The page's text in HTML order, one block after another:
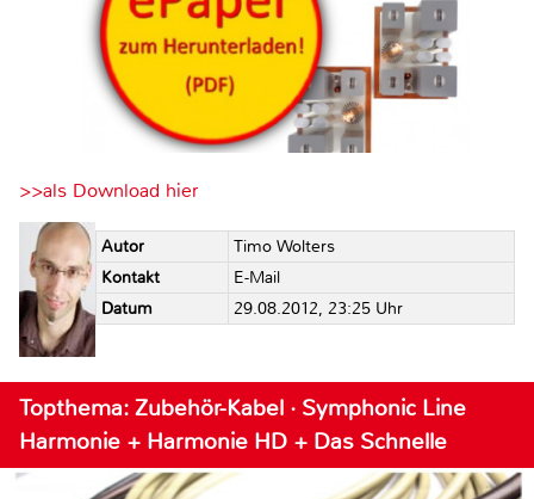
>>als Download hier
Autor
Timo Wolters
Kontakt
E-Mail
Datum
29.08.2012, 23:25 Uhr
Topthema: Zubehör-Kabel · Symphonic Line
Harmonie + Harmonie HD + Das Schnelle